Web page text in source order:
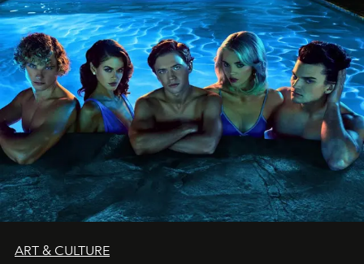
ART & CULTURE